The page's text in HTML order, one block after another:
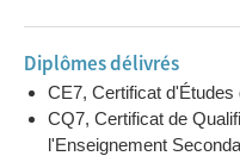
Diplômes délivrés
CE7, Certificat d'Études
CQ7, Certificat de
l'Enseignement